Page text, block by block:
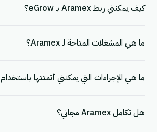
كيف يمكنني ربط Aramex بـ eGrow؟
ما هي المشغلات المتاحة لـ Aramex؟
ما هي الإجراءات التي يمكنني أتمتتها باستخدام Aramex؟
هل تكامل Aramex مجاني؟